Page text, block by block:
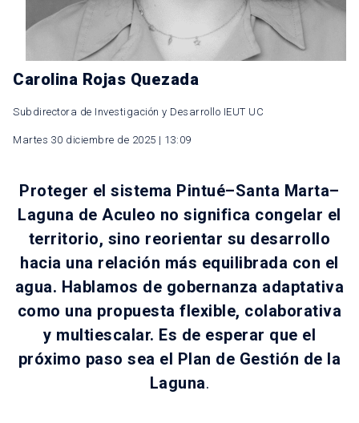
Carolina Rojas Quezada
Subdirectora de Investigación y Desarrollo IEUT UC
Martes 30 diciembre de 2025 | 13:09
Proteger el sistema Pintué–Santa Marta–
Laguna de Aculeo no significa congelar el
territorio, sino reorientar su desarrollo
hacia una relación más equilibrada con el
agua. Hablamos de gobernanza adaptativa
como una propuesta flexible, colaborativa
y multiescalar. Es de esperar que el
próximo paso sea el Plan de Gestión de la
Laguna.